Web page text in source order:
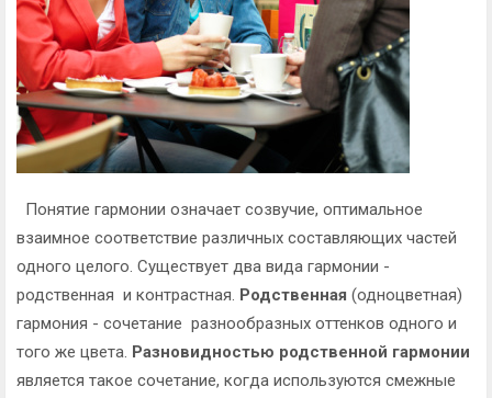
Понятие гармонии означает созвучие, оптимальное
взаимное соответствие различных составляющих частей
одного целого. Существует два вида гармонии -
родственная и контрастная. Родственная (одноцветная)
гармония - сочетание разнообразных оттенков одного и
того же цвета. Разновидностью родственной гармонии
является такое сочетание, когда используются смежные